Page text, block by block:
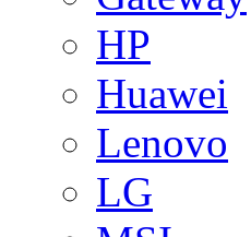
HP
Huawei
Lenovo
LG